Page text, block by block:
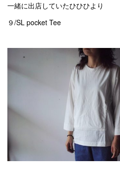
一緒に出店していたひひひより
９/SL pocket Tee